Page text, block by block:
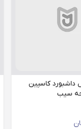
داشبورد کاسپین